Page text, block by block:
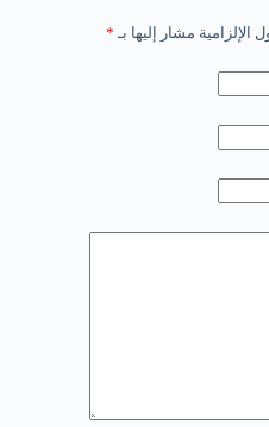
الإلزامية مشار إليها بـ *